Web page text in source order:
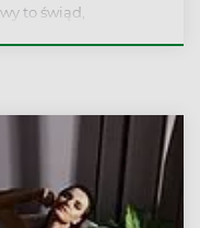
to świąd,
rozwija się w
rozpoznać grzybicę
Jakie są